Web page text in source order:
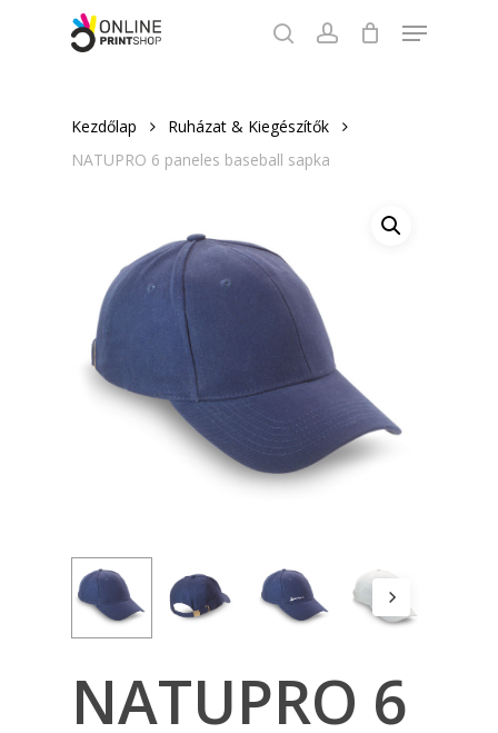
searchaccount
Menu
Kezdőlap
Ruházat & Kiegészítők
NATUPRO 6 paneles baseball sapka
NATUPRO 6